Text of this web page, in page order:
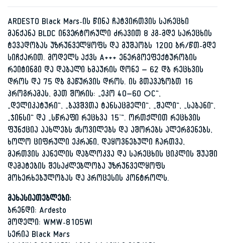
ARDESTO Black Mars-ის წინა ჩატვირთვის სარეცხი
მანქანა BLDC ინვერტორული ძრავით 8 კგ-მდე სარეცხის
ტევადობას უზრუნველყოფს და მუშაობს 1200 ბრ/წთ-მდე
სიჩქარით. მოდელს აქვს A+++ ენერგოეფექტურობის
რეიტინგი და დაბალი ხმაურის დონე – 62 დბ რეცხვის
დროს და 75 დბ გაწურვის დროს. ის გთავაზობთ 16
პროგრამას, მათ შორის: „ეკო 40–60 °C“,
„დელიკატური“, „ბავშვთა ტანსაცმელი“, „შალი“, „საბანი“,
„ჯინსი“ და „სწრაფი რეცხვა 15’“. ორთქლით რეცხვის
ფუნქცია აახლებს ქსოვილებს და აშორებს ალერგენებს,
ხოლო ციფრული ეკრანი, დაყოვნებული ჩართვა,
მართვის პანელის დაბლოკვა და სარეცხის ციკლის შუაში
დამატების შესაძლებლობა უზრუნველყოფს
მოხერხებულობას და პროცესის კონტროლს.
მახასიათებლები:
ბრენდი: Ardesto
მოდელი: WMW-8105WI
სერია Black Mars